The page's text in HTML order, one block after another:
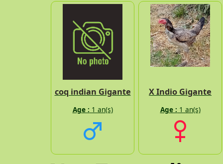
coq indian Gigante
Age : 1 an(s)
X Indio Gigante
Age : 1 an(s)